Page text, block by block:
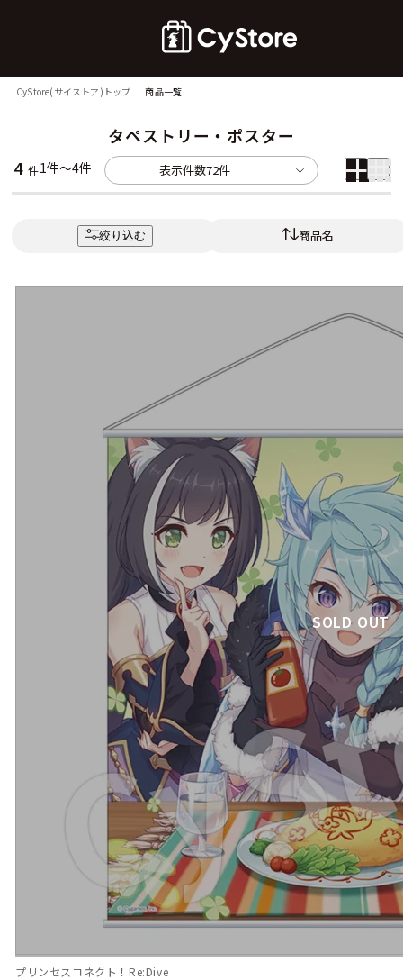
CyStore(サイストア)トップ 商品一覧
タペストリー・ポスター
4 件1件～4件 表示件数72件
絞り込む 商品名
SOLD OUT
プリンセスコネクト！Re:Dive